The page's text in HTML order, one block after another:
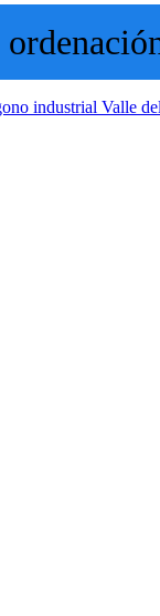
industrial Valle